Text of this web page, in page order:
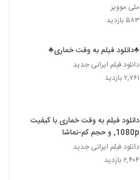
ملی موویز
۵۸۳ بازدید
♣دانلود فیلم به وقت خماری♣
دانلود فیلم ایرانی جدید
۲,۷۶۱ بازدید
دانلود فیلم به وقت خماری با کیفیت
1080p, و حجم کم-نماشا
دانلود فیلم ایرانی جدید
۲,۴۰۴ بازدید